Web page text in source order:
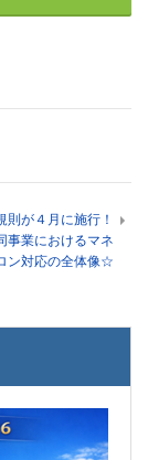
則が４月に施行！
事業におけるマネ
ン対応の全体像☆